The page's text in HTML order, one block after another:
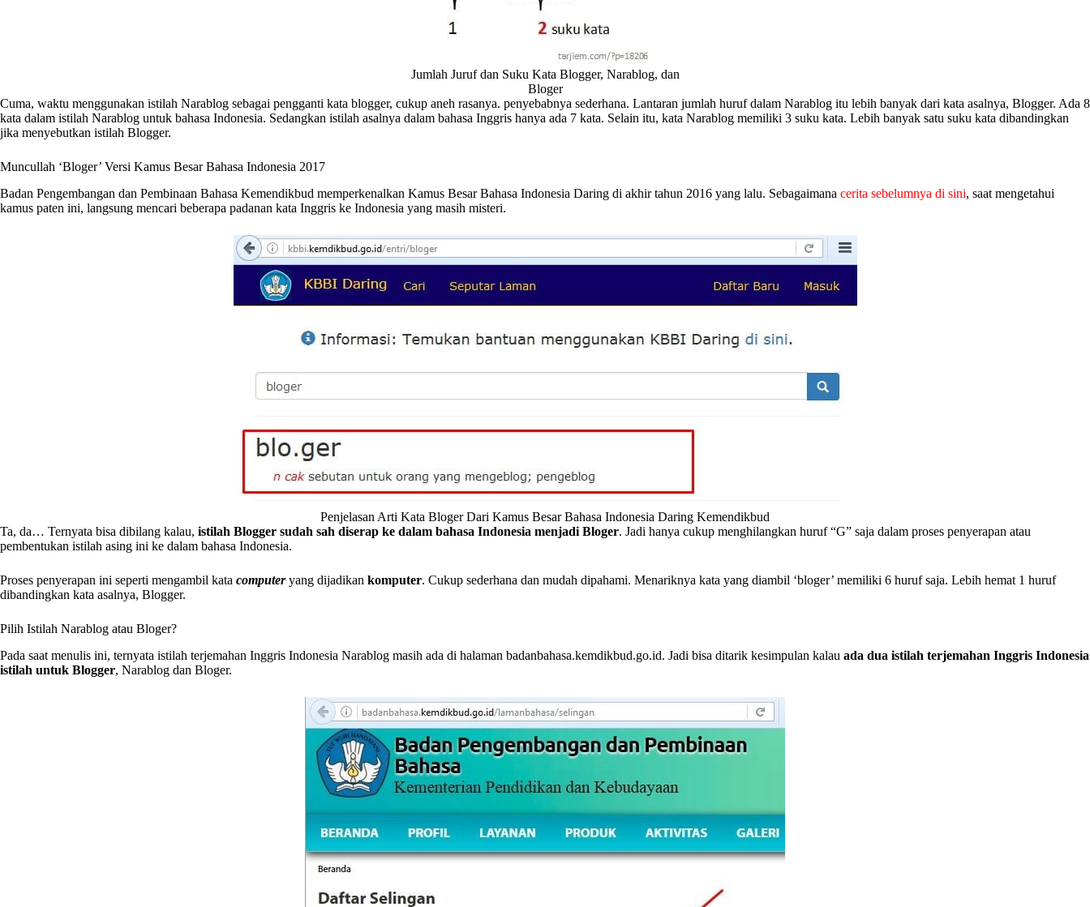
Jumlah Juruf dan Suku Kata Blogger, Narablog, dan
Bloger
Cuma, waktu menggunakan istilah Narablog sebagai pengganti kata blogger, cukup aneh rasanya. penyebabnya sederhana. Lantaran jumlah huruf dalam Narablog itu lebih banyak dari kata asalnya, Blogger. Ada 8
kata dalam istilah Narablog untuk bahasa Indonesia. Sedangkan istilah asalnya dalam bahasa Inggris hanya ada 7 kata. Selain itu, kata Narablog memiliki 3 suku kata. Lebih banyak satu suku kata dibandingkan
jika menyebutkan istilah Blogger.
Muncullah ‘Bloger’ Versi Kamus Besar Bahasa Indonesia 2017
Badan Pengembangan dan Pembinaan Bahasa Kemendikbud memperkenalkan Kamus Besar Bahasa Indonesia Daring di akhir tahun 2016 yang lalu. Sebagaimana cerita sebelumnya di sini, saat mengetahui
kamus paten ini, langsung mencari beberapa padanan kata Inggris ke Indonesia yang masih misteri.
Penjelasan Arti Kata Bloger Dari Kamus Besar Bahasa Indonesia Daring Kemendikbud
Ta, da… Ternyata bisa dibilang kalau, istilah Blogger sudah sah diserap ke dalam bahasa Indonesia menjadi Bloger. Jadi hanya cukup menghilangkan huruf “G” saja dalam proses penyerapan atau
pembentukan istilah asing ini ke dalam bahasa Indonesia.
Proses penyerapan ini seperti mengambil kata computer yang dijadikan komputer. Cukup sederhana dan mudah dipahami. Menariknya kata yang diambil ‘bloger’ memiliki 6 huruf saja. Lebih hemat 1 huruf
dibandingkan kata asalnya, Blogger.
Pilih Istilah Narablog atau Bloger?
Pada saat menulis ini, ternyata istilah terjemahan Inggris Indonesia Narablog masih ada di halaman badanbahasa.kemdikbud.go.id. Jadi bisa ditarik kesimpulan kalau ada dua istilah terjemahan Inggris Indonesia
istilah untuk Blogger, Narablog dan Bloger.